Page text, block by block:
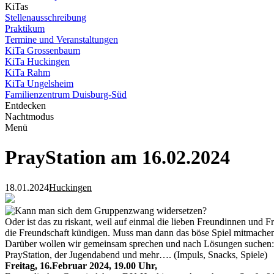
KiTas
Stellenausschreibung
Praktikum
Termine und Veranstaltungen
KiTa Grossenbaum
KiTa Huckingen
KiTa Rahm
KiTa Ungelsheim
Familienzentrum Duisburg-Süd
Entdecken
Nachtmodus
Menü
PrayStation am 16.02.2024
18.01.2024Huckingen
Kann man sich dem Gruppenzwang widersetzen?
Oder ist das zu riskant, weil auf einmal die lieben Freundinnen und
die Freundschaft kündigen. Muss man dann das böse Spiel
Darüber wollen wir gemeinsam sprechen und nach Lösungen suchen:
PrayStation, der Jugendabend und mehr…. (Impuls, Snacks, Spiele)
Freitag, 16.Februar 2024, 19.00 Uhr,